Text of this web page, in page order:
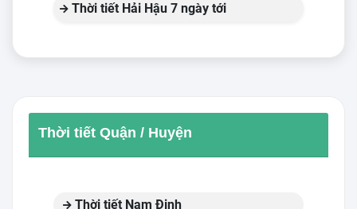
Thời tiết Hải Hậu 7 ngày tới
Thời tiết Quận / Huyện
Thời tiết Nam Định